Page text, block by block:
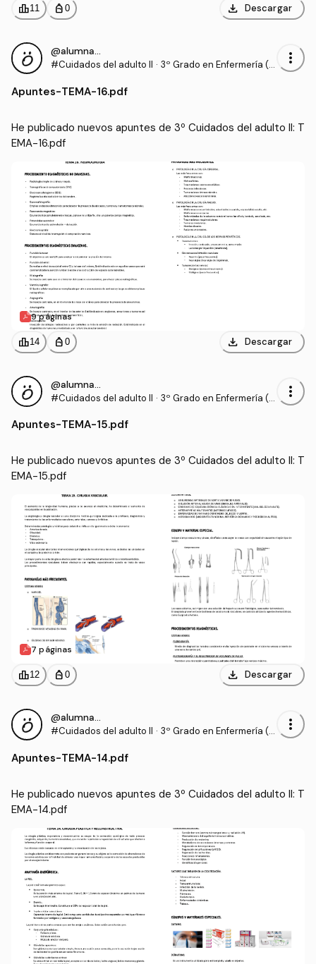
leaderboard11 personal_bag 0 download Descargar
@alumnaOK
#Cuidados del adulto II · 3º Grado en Enfermería (U
more_vert
Apuntes-TEMA-16.pdf
He publicado nuevos apuntes de 3º Cuidados del adulto II: T
EMA-16.pdf
9 páginas
leaderboard14 personal_bag 0 download Descargar
@alumnaOK
#Cuidados del adulto II · 3º Grado en Enfermería (U
more_vert
Apuntes-TEMA-15.pdf
He publicado nuevos apuntes de 3º Cuidados del adulto II: T
EMA-15.pdf
7 páginas
leaderboard12 personal_bag 0 download Descargar
@alumnaOK
#Cuidados del adulto II · 3º Grado en Enfermería (U
more_vert
Apuntes-TEMA-14.pdf
He publicado nuevos apuntes de 3º Cuidados del adulto II: T
EMA-14.pdf